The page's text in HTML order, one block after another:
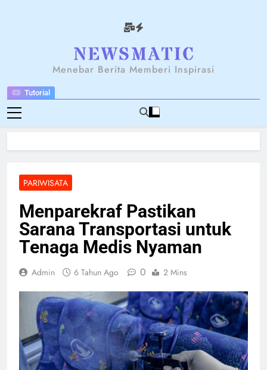
Tutorial
NEWSANTARA
Menebar Berita Memberi Inspirasi
PARIWISATA
Menparekraf Pastikan
Sarana Transportasi untuk
Tenaga Medis Nyaman
Admin 6 Tahun Ago 0 2 Mins